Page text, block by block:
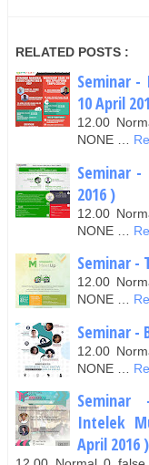
RELATED POSTS :
Seminar -
10 April
12.00
NONE …
Seminar -
2016 )
12.00
NONE …
Seminar -
12.00
NONE …
Seminar -
12.00
NONE …
Seminar
Intelek
April 2016 )